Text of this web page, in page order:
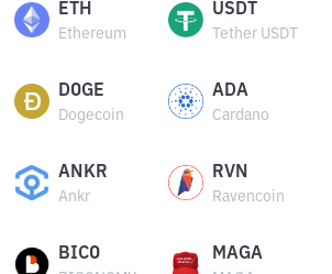
ETH
Ethereum
USDT
Tether USDT
DOGE
Dogecoin
ADA
Cardano
ANKR
Ankr
RVN
Ravencoin
BICO MAGA